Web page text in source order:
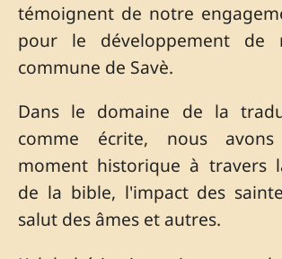
témoignent de notre
pour le développement de
commune de Savè.
Dans le domaine de la
comme écrite, nous
moment historique à travers
de la bible, l'impact des
salut des âmes et autres.